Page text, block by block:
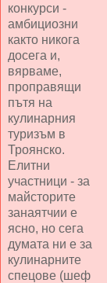
конкурси -
амбициозни
както никога
досега и,
вярваме,
проправящи
пътя на
кулинарния
туризъм в
Троянско.
Елитни
участници - за
майсторите
занаятчии е
ясно, но сега
думата ни е за
кулинарните
спецове (шеф